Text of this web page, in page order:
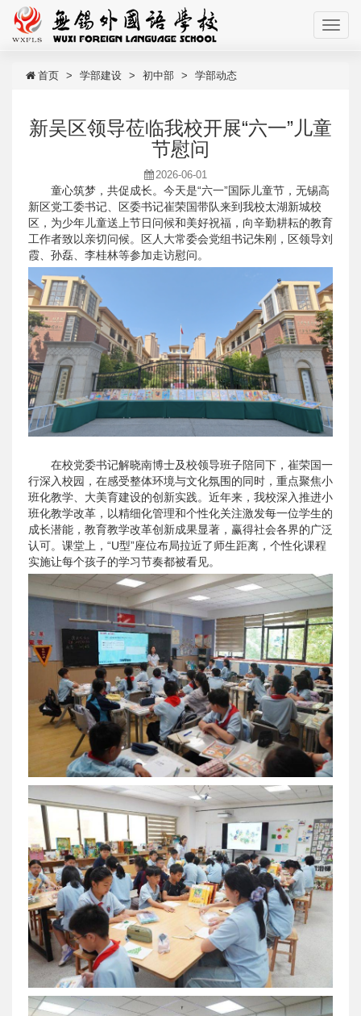
首页 学部建设 初中部 学部动态
新吴区领导莅临我校开展“六一”儿童
节慰问
2026-06-01
童心筑梦，共促成长。今天是“六一”国际儿童节，无锡高
新区党工委书记、区委书记崔荣国带队来到我校太湖新城校
区，为少年儿童送上节日问候和美好祝福，向辛勤耕耘的教育
工作者致以亲切问候。区人大常委会党组书记朱刚，区领导刘
霞、孙磊、李桂林等参加走访慰问。
在校党委书记解晓南博士及校领导班子陪同下，崔荣国一
行深入校园，在感受整体环境与文化氛围的同时，重点聚焦小
班化教学、大美育建设的创新实践。近年来，我校深入推进小
班化教学改革，以精细化管理和个性化关注激发每一位学生的
成长潜能，教育教学改革创新成果显著，赢得社会各界的广泛
认可。课堂上，“U型”座位布局拉近了师生距离，个性化课程
实施让每个孩子的学习节奏都被看见。